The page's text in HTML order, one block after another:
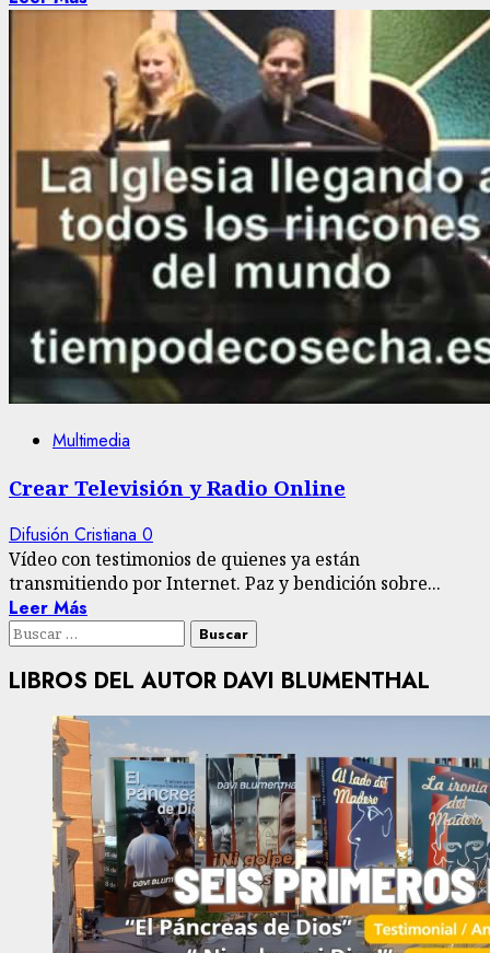
Multimedia
Crear Televisión y Radio Online
Difusión Cristiana 0
Vídeo con testimonios de quienes ya están
transmitiendo por Internet. Paz y bendición sobre...
Leer Más
Buscar:
LIBROS DEL AUTOR DAVI BLUMENTHAL